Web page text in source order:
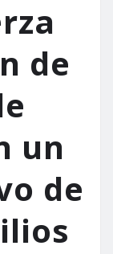
de
un
de